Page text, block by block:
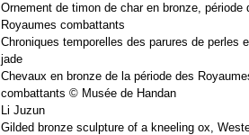
Ornement de timon de char en bronze, période
Royaumes combattants
Chroniques temporelles des parures de perles
jade
Chevaux en bronze de la période des
combattants © Musée de Handan
Li Juzun
Gilded bronze sculpture of a kneeling ox,